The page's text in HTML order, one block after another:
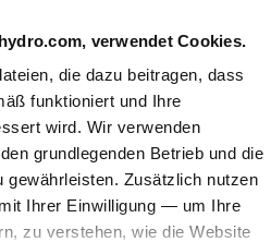
verwendet Cookies.
die dazu beitragen, dass
funktioniert und Ihre
wird. Wir verwenden
grundlegenden Betrieb und die
gewährleisten. Zusätzlich nutzen
Ihrer Einwilligung — um Ihre
zu verstehen, wie die Website
Storys, Fakten und Zahlen: Hier